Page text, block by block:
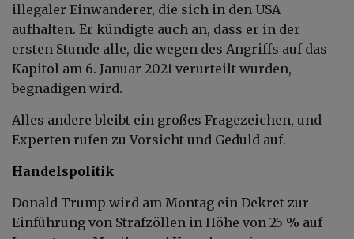
illegaler Einwanderer, die sich in den USA
aufhalten. Er kündigte auch an, dass er in der
ersten Stunde alle, die wegen des Angriffs auf das
Kapitol am 6. Januar 2021 verurteilt wurden,
begnadigen wird.
Alles andere bleibt ein großes Fragezeichen, und
Experten rufen zu Vorsicht und Geduld auf.
Handelspolitik
Donald Trump wird am Montag ein Dekret zur
Einführung von Strafzöllen in Höhe von 25 % auf